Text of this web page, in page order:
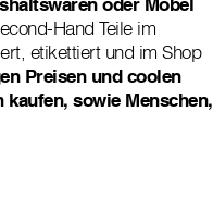
Hand Teile im
etikettiert und im Shop
Preisen und coolen
sowie Menschen,